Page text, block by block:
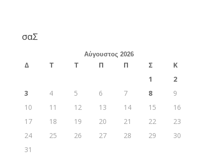
σαΣ
Αύγουστος 2026
Δ Τ Τ Π Π Σ
Κ
1
2
3
4 5 6 7 8
9
10
11 12 13 14 15
16
17
18 19 20 21 22
23
24
25 26 27 28 29
30
31